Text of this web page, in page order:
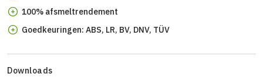
100% afsmeltrendement
Goedkeuringen: ABS, LR, BV, DNV, TÜV
Downloads